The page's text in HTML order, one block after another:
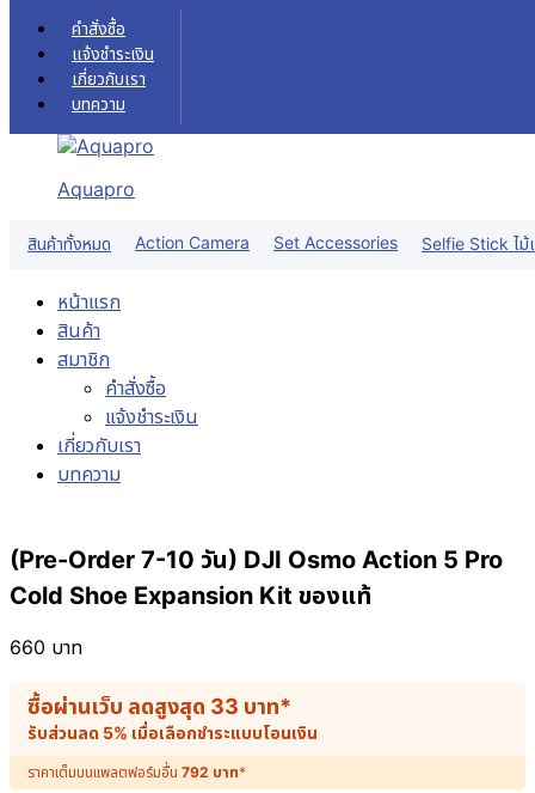
Skip to content
คำสั่งซื้อ
แจ้งชำระเงิน
เกี่ยวกับเรา
บทความ
Aquapro
สินค้าทั้งหมด Action Camera Set Accessories Selfie Stick ไม้
หน้าแรก
สินค้า
สมาชิก
คำสั่งซื้อ
แจ้งชำระเงิน
เกี่ยวกับเรา
บทความ
(Pre-Order 7-10 วัน) DJI Osmo Action 5 Pro
Cold Shoe Expansion Kit ของแท้
660 บาท
ซื้อผ่านเว็บ ลดสูงสุด 33 บาท*
รับส่วนลด 5% เมื่อเลือกชำระแบบโอนเงิน
ราคาเต็มบนแพลตฟอร์มอื่น 792 บาท*